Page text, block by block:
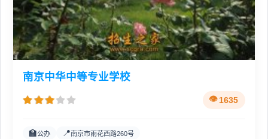
南京中华中等专业学校
1635
🏫公办 📍南京市雨花西路260号